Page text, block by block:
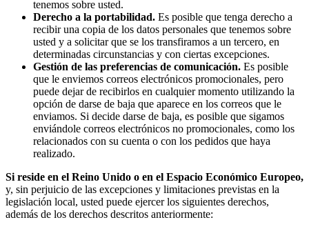
tenemos sobre usted.
Derecho a la portabilidad. Es posible que tenga derecho a
recibir una copia de los datos personales que tenemos sobre
usted y a solicitar que se los transfiramos a un tercero, en
determinadas circunstancias y con ciertas excepciones.
Gestión de las preferencias de comunicación. Es posible
que le enviemos correos electrónicos promocionales, pero
puede dejar de recibirlos en cualquier momento utilizando la
opción de darse de baja que aparece en los correos que le
enviamos. Si decide darse de baja, es posible que sigamos
enviándole correos electrónicos no promocionales, como los
relacionados con su cuenta o con los pedidos que haya
realizado.
Si reside en el Reino Unido o en el Espacio Económico Europeo,
y, sin perjuicio de las excepciones y limitaciones previstas en la
legislación local, usted puede ejercer los siguientes derechos,
además de los derechos descritos anteriormente: